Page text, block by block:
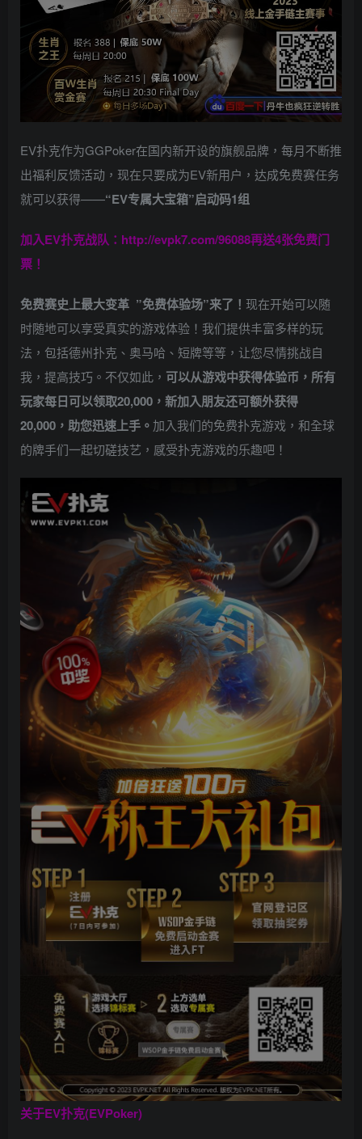
EV扑克作为GGPoker在国内新开设的旗舰品牌，每月不断推
出福利反馈活动，现在只要成为EV新用户，达成免费赛任务
就可以获得——“EV专属大宝箱”启动码1组
加入EV扑克战队： http://evpk7.com/96088再送4张免费门
票！
免费赛史上最大变革 ”免费体验场”来了！ 现在开始可以随
时随地可以享受真实的游戏体验！我们提供丰富多样的玩
法，包括德州扑克、奥马哈、短牌等等，让您尽情挑战自
我，提高技巧。不仅如此， 可以从游戏中获得体验币，所有
玩家每日可以领取20,000，新加入朋友还可额外获得
20,000，助您迅速上手。 加入我们的免费扑克游戏，和全球
的牌手们一起切磋技艺，感受扑克游戏的乐趣吧！
关于EV扑克(EVPoker)